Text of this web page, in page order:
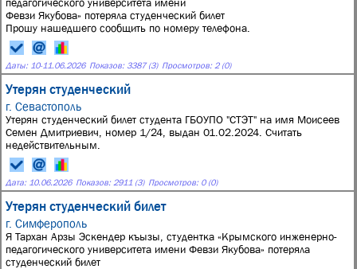
Февзи Якубова» потеряла студенческий билет
Прошу нашедшего сообщить по номеру телефона.
Даты: 10-11.06.2026 Показов: 3387 (3) Просмотров: 2 (0)
Утерян студенческий
г. Севастополь
Утерян студенческий билет студента ГБОУПО "СТЭТ" на имя Моисеев
Семен Дмитриевич, номер 1/24, выдан 01.02.2024. Считать
недействительным.
Дата: 10.06.2026 Показов: 2911 (3) Просмотров: 0 (0)
Утерян студенческий билет
г. Симферополь
Я Тархан Арзы Эскендер къызы, студентка «Крымского инженерно-
педагогического университета имени Февзи Якубова» потеряла
студенческий билет